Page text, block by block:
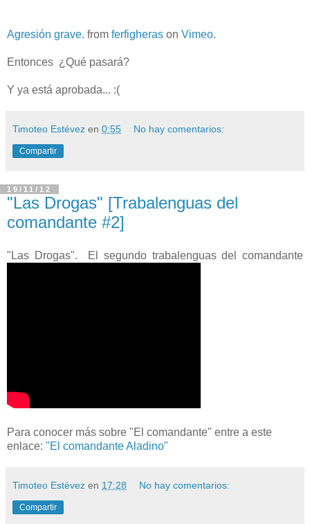
Agresión grave. from ferfigheras on Vimeo.
Entonces ¿Qué pasará?
Y ya está aprobada... :(
Timoteo Estévez en 0:55 No hay comentarios:
Compartir
19/11/12
"Las Drogas" [Trabalenguas del
comandante #2]
"Las Drogas". El segundo trabalenguas del comandante
Para conocer más sobre "El comandante" entre a este
enlace: "El comandante Aladino"
Timoteo Estévez en 17:28 No hay comentarios:
Compartir